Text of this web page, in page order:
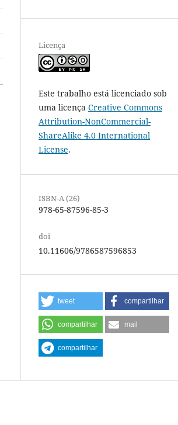
Licença
Este trabalho está licenciado sob
uma licença Creative Commons
Attribution-NonCommercial-
ShareAlike 4.0 International
License.
ISBN-A (26)
978-65-87596-85-3
doi
10.11606/9786587596853
tweet compartilhar
compartilhar mail
compartilhar